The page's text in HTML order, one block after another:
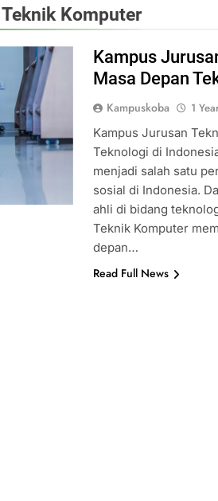
Komputer
Kampus
Masa Depan
Kampuskoba 1
Kampus Jurusan
Teknologi di
menjadi salah satu
sosial di Indonesia.
ahli di bidang
Teknik Komputer
depan…
Read Full News